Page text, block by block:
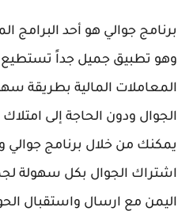
برنامج جوالي هو أحد البرامج
وهو تطبيق جميل جداً تستطيع
المعاملات المالية بطريقة
الجوال ودون الحاجة إلى
يمكنك من خلال برنامج
اشتراك الجوال بكل سهولة
اليمن مع ارسال واستقبال